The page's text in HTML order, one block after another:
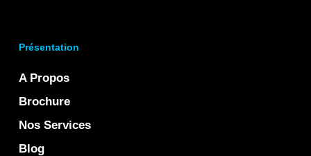
Présentation
A Propos
Brochure
Nos Services
Blog